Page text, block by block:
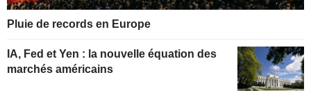
Pluie de records en Europe
IA, Fed et Yen : la nouvelle équation des
marchés américains